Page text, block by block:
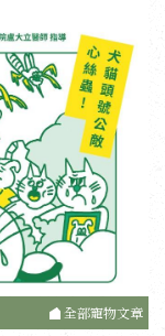
全部寵物文章